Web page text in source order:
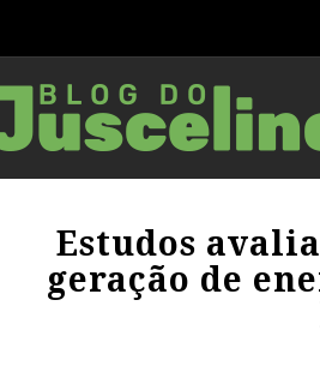
Estudos
geração de